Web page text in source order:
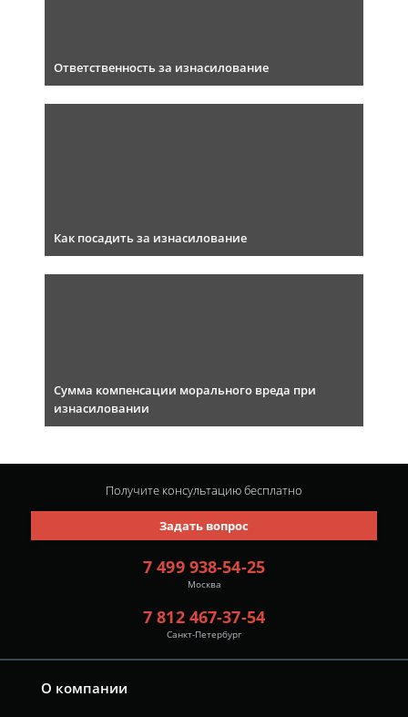
Ответственность за изнасилование
Как посадить за изнасилование
Сумма компенсации морального вреда при
изнасиловании
О компании
7 499 938-54-25
Москва
7 812 467-37-54
Санкт-Петербург
Задать вопрос
Получите консультациюбесплатно